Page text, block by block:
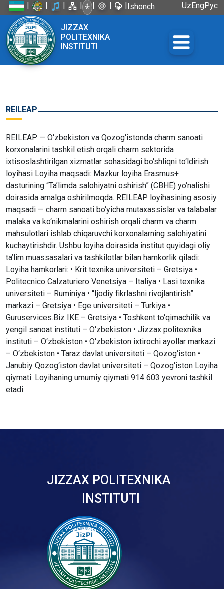
| | | | | | |Ishonch
UzEngРус
JIZZAX
POLITEXNIKA
INSTITUTI
REILEAP
REILEAP — O‘zbekiston va Qozog‘istonda charm sanoati
korxonalarini tashkil etish orqali charm sektorida
ixtisoslashtirilgan xizmatlar sohasidagi bo‘shliqni to‘ldirish
loyihasi Loyiha maqsadi: Mazkur loyiha Erasmus+
dasturining “Ta’limda salohiyatni oshirish” (CBHE) yo‘nalishi
doirasida amalga oshirilmoqda. REILEAP loyihasining asosiy
maqsadi — charm sanoati bo‘yicha mutaxassislar va talabalar
malaka va ko‘nikmalarini oshirish orqali charm va charm
mahsulotlari ishlab chiqaruvchi korxonalarning salohiyatini
kuchaytirishdir. Ushbu loyiha doirasida institut quyidagi oliy
ta’lim muassasalari va tashkilotlar bilan hamkorlik qiladi:
Loyiha hamkorlari: • Krit texnika universiteti – Gretsiya •
Politecnico Calzaturiero Venetsiya – Italiya • Lasi texnika
universiteti – Ruminiya • “Ijodiy fikrlashni rivojlantirish”
markazi – Gretsiya • Ege universiteti – Turkiya •
Guruservices.Biz IKE – Gretsiya • Toshkent to‘qimachilik va
yengil sanoat instituti – O‘zbekiston • Jizzax politexnika
instituti – O‘zbekiston • O‘zbekiston ixtirochi ayollar markazi
– O‘zbekiston • Taraz davlat universiteti – Qozog‘iston •
Janubiy Qozog‘iston davlat universiteti – Qozog‘iston Loyiha
qiymati: Loyihaning umumiy qiymati 914 603 yevroni tashkil
etadi.
JIZZAX POLITEXNIKA
INSTITUTI